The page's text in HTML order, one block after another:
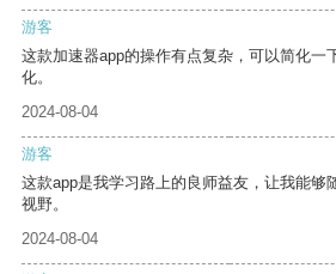
游客
这款加速器app的操作有点复杂，可以简化一
化。
2024-08-04
游客
这款app是我学习路上的良师益友，让我能够
视野。
2024-08-04